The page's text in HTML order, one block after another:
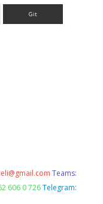
Teams:
606 0 726 Telegram: